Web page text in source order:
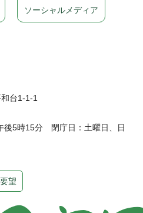
和台1-1-1
後5時15分 閉庁日：土曜日、日
望
ソーシャルメディア